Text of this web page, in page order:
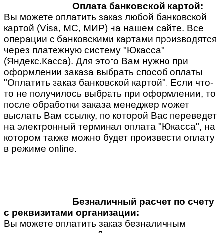
Оплата банковской картой:
Вы можете оплатить заказ любой банковской
картой (Visa, MC, МИР) на нашем сайте. Все
операции с банковскими картами производятся
через платежную систему "Юкасса"
(Яндекс.Касса). Для этого Вам нужно при
оформлении заказа выбрать способ оплаты
"Оплатить заказ банковской картой". Если что-
то не получилось выбрать при оформлении, то
после обработки заказа менеджер может
выслать Вам ссылку, по которой Вас переведет
на электронный терминал оплата "Юкасса", на
котором также можно будет произвести оплату
в режиме online.
Безналичный расчет по счету
с реквизитами организации:
Вы можете оплатить заказ безналичным